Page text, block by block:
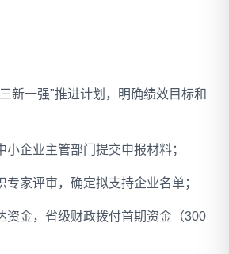
新一强"推进计划，明确绩效目标和
小企业主管部门提交申报材料；
专家评审，确定拟支持企业名单；
资金，省级财政拨付首期资金（300